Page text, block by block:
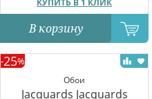
КУПИТЬ В 1 КЛИК
В корзину
Обои
Jacquards Jacquards
-25%